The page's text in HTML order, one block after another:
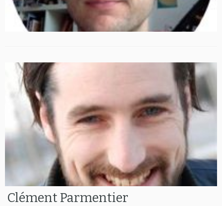
Clément Parmentier